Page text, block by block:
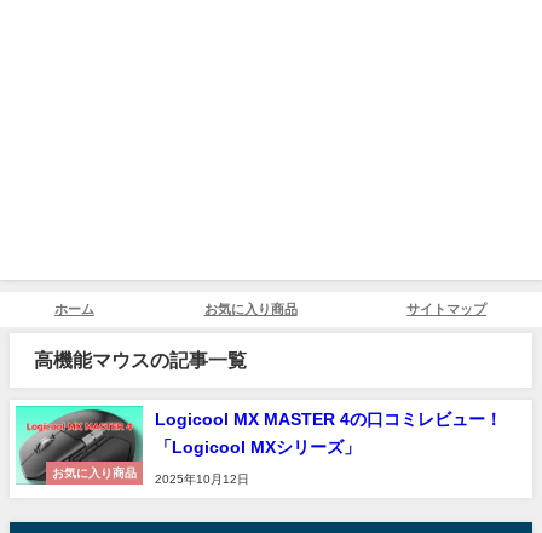
ホーム お気に入り商品 サイトマップ
高機能マウスの記事一覧
お気に入り商品
Logicool MX MASTER 4の口コミレビュー！
「Logicool MXシリーズ」
2025年10月12日